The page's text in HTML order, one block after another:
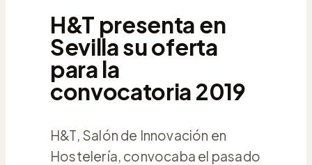
H&T presenta en
Sevilla su oferta
para la
convocatoria 2019
H&T, Salón de Innovación en
Hostelería, convocaba el pasado